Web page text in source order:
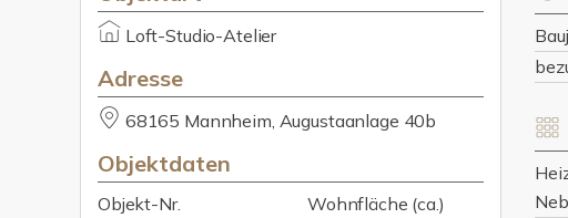
Loft-Studio-Atelier
Adresse
68165 Mannheim, Augustaanlage 40b
Objektdaten
Objekt-Nr.
Wohnfläche (ca.)